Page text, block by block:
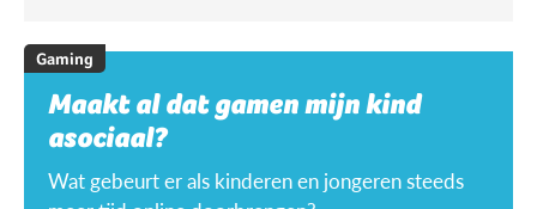
Gaming
Maakt al dat gamen mijn kind
asociaal?
Wat gebeurt er als kinderen en jongeren steeds